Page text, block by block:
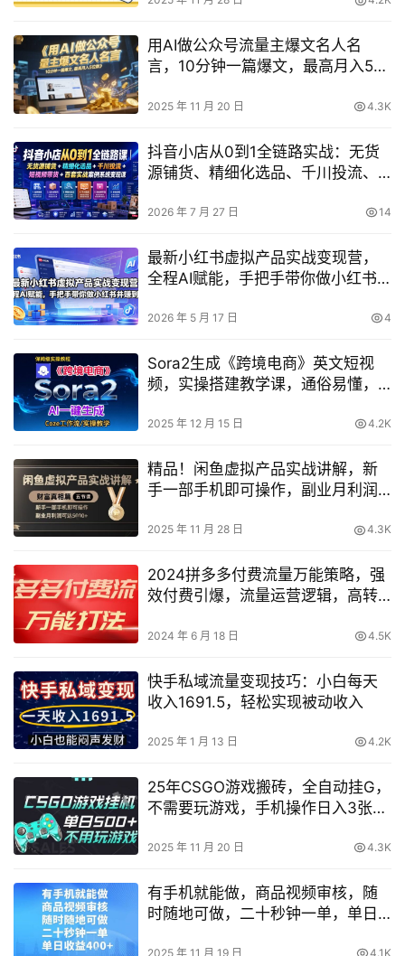
用AI做公众号流量主爆文名人名
言，10分钟一篇爆文，最高月入5位
2025 年 11 月 20 日 4.3K
抖音小店从0到1全链路实战：无货
源铺货、精细化选品、千川投流、
现（2026年7月更新）
2026 年 7 月 27 日 14
最新小红书虚拟产品实战变现营，
全程AI赋能，手把手带你做小红书
2026 年 5 月 17 日 4
Sora2生成《跨境电商》英文短视
频，实操搭建教学课，通俗易懂，
2025 年 12 月 15 日 4.2K
精品！闲鱼虚拟产品实战讲解，新
手一部手机即可操作，副业月利润
2025 年 11 月 28 日 4.3K
2024拼多多付费流量万能策略，强
效付费引爆，流量运营逻辑，高转
2024 年 6 月 18 日 4.5K
快手私域流量变现技巧：小白每天
收入1691.5，轻松实现被动收入
2025 年 1 月 13 日 4.2K
25年CSGO游戏搬砖，全自动挂G，
不需要玩游戏，手机操作日入3张
2025 年 11 月 20 日 4.3K
有手机就能做，商品视频审核，随
时随地可做，二十秒钟一单，单日
2025 年 11 月 19 日 4.1K